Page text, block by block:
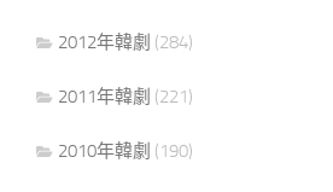
2012年韓劇 (284)
2011年韓劇 (221)
2010年韓劇 (190)